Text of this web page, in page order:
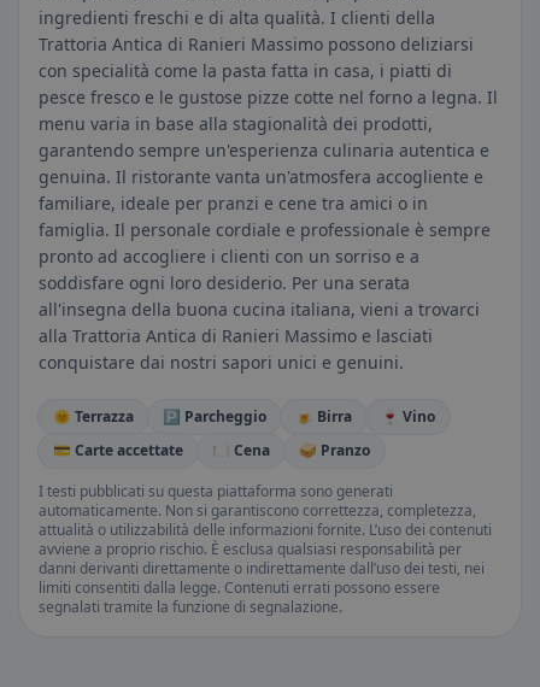
ingredienti freschi e di alta qualità. I clienti della
Trattoria Antica di Ranieri Massimo possono deliziarsi
con specialità come la pasta fatta in casa, i piatti di
pesce fresco e le gustose pizze cotte nel forno a legna. Il
menu varia in base alla stagionalità dei prodotti,
garantendo sempre un'esperienza culinaria autentica e
genuina. Il ristorante vanta un'atmosfera accogliente e
familiare, ideale per pranzi e cene tra amici o in
famiglia. Il personale cordiale e professionale è sempre
pronto ad accogliere i clienti con un sorriso e a
soddisfare ogni loro desiderio. Per una serata
all'insegna della buona cucina italiana, vieni a trovarci
alla Trattoria Antica di Ranieri Massimo e lasciati
conquistare dai nostri sapori unici e genuini.
🌞 Terrazza 🅿️ Parcheggio 🍺 Birra
🍷 Vino
💳 Carte accettate
🍽️ Cena
🥪 Pranzo
I testi pubblicati su questa piattaforma sono generati
automaticamente. Non si garantiscono correttezza, completezza,
attualità o utilizzabilità delle informazioni fornite. L’uso dei contenuti
avviene a proprio rischio. È esclusa qualsiasi responsabilità per
danni derivanti direttamente o indirettamente dall’uso dei testi, nei
limiti consentiti dalla legge. Contenuti errati possono essere
segnalati tramite la funzione di segnalazione.